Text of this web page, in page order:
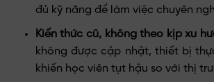
đủ kỹ năng để làm việc chuyên
Kiến thức cũ, không theo kịp xu
không được cập nhật, thiết bị
khiến học viên tụt hậu so với thị